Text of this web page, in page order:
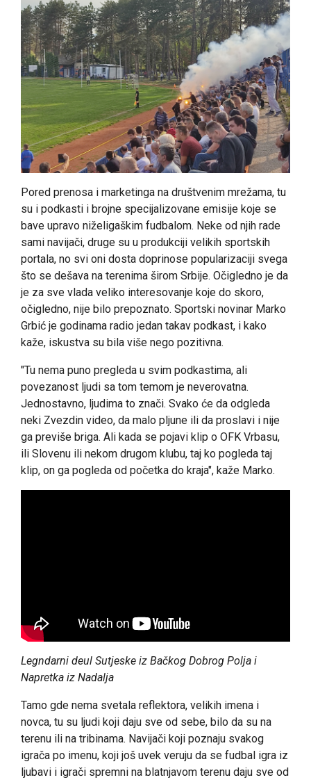
Pored prenosa i marketinga na društvenim mrežama, tu
su i podkasti i brojne specijalizovane emisije koje se
bave upravo niželigaškim fudbalom. Neke od njih rade
sami navijači, druge su u produkciji velikih sportskih
portala, no svi oni dosta doprinose popularizaciji svega
što se dešava na terenima širom Srbije. Očigledno je da
je za sve vlada veliko interesovanje koje do skoro,
očigledno, nije bilo prepoznato. Sportski novinar Marko
Grbić je godinama radio jedan takav podkast, i kako
kaže, iskustva su bila više nego pozitivna.
"Tu nema puno pregleda u svim podkastima, ali
povezanost ljudi sa tom temom je neverovatna.
Jednostavno, ljudima to znači. Svako će da odgleda
neki Zvezdin video, da malo pljune ili da proslavi i nije
ga previše briga. Ali kada se pojavi klip o OFK Vrbasu,
ili Slovenu ili nekom drugom klubu, taj ko pogleda taj
klip, on ga pogleda od početka do kraja", kaže Marko.
Legndarni deul Sutjeske iz Bačkog Dobrog Polja i
Napretka iz Nadalja
Tamo gde nema svetala reflektora, velikih imena i
novca, tu su ljudi koji daju sve od sebe, bilo da su na
terenu ili na tribinama. Navijači koji poznaju svakog
igrača po imenu, koji još uvek veruju da se fudbal igra iz
ljubavi i igrači spremni na blatnjavom terenu daju sve od